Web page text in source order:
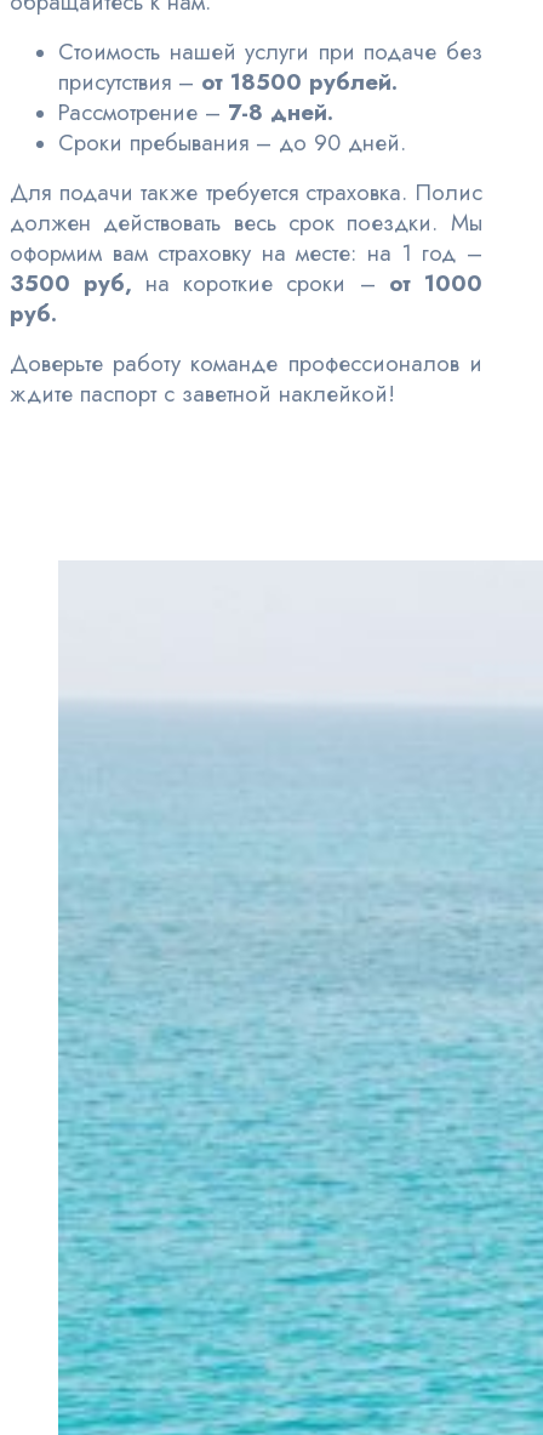
Стоимость нашей услуги при подаче без
присутствия – от 18500 рублей.
Рассмотрение – 7-8 дней.
Сроки пребывания – до 90 дней.
Для подачи также требуется страховка. Полис
должен действовать весь срок поездки. Мы
оформим вам страховку на месте: на 1 год –
3500 руб, на короткие сроки – от 1000
руб.
Доверьте работу команде профессионалов и
ждите паспорт с заветной наклейкой!